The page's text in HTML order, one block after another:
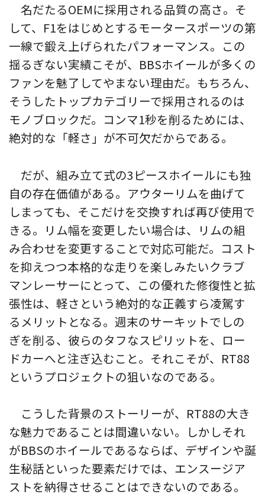
名だたるOEMに採用される品質の高さ。そ
して、F1をはじめとするモータースポーツの第
一線で鍛え上げられたパフォーマンス。この
揺るぎない実績こそが、BBSホイールが多くの
ファンを魅了してやまない理由だ。もちろん、
そうしたトップカテゴリーで採用されるのは
モノブロックだ。コンマ1秒を削るためには、
絶対的な「軽さ」が不可欠だからである。
だが、組み立て式の3ピースホイールにも独
自の存在価値がある。アウターリムを曲げて
しまっても、そこだけを交換すれば再び使用で
きる。リム幅を変更したい場合は、リムの組
み合わせを変更することで対応可能だ。コスト
を抑えつつ本格的な走りを楽しみたいクラブ
マンレーサーにとって、この優れた修復性と拡
張性は、軽さという絶対的な正義すら凌駕す
るメリットとなる。週末のサーキットでしの
ぎを削る、彼らのタフなスピリットを、ロー
ドカーへと注ぎ込むこと。それこそが、RT88
というプロジェクトの狙いなのである。
こうした背景のストーリーが、RT88の大き
な魅力であることは間違いない。しかしそれ
がBBSのホイールであるならば、デザインや誕
生秘話といった要素だけでは、エンスージア
ストを納得させることはできないのである。